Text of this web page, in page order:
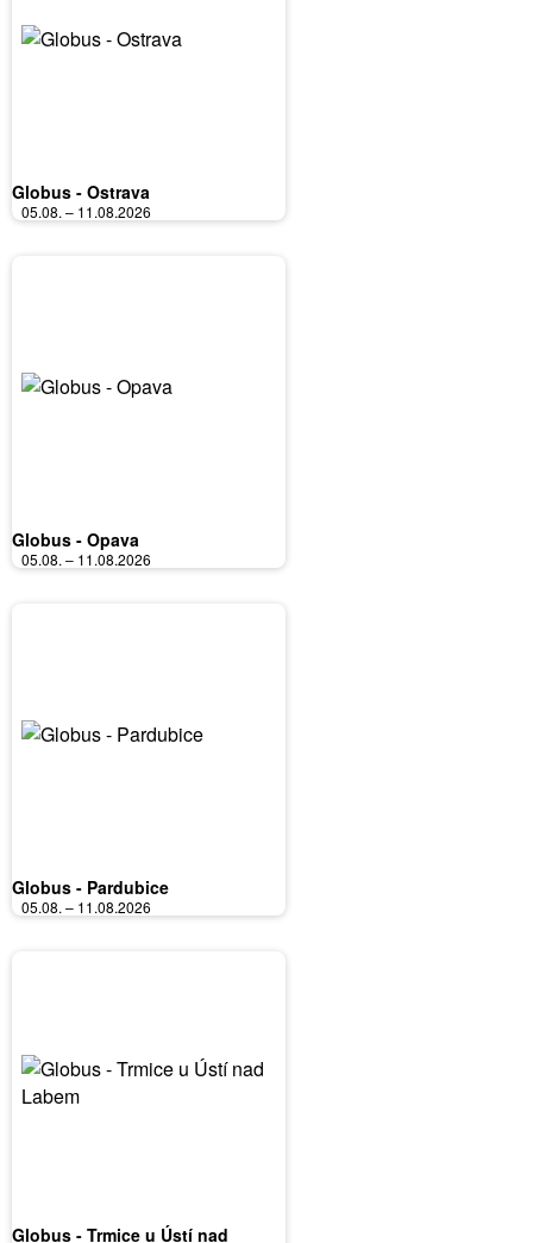
Globus - Ostrava
05.08. – 11.08.2026
Globus - Opava
05.08. – 11.08.2026
Globus - Pardubice
05.08. – 11.08.2026
Globus - Trmice u Ústí nad